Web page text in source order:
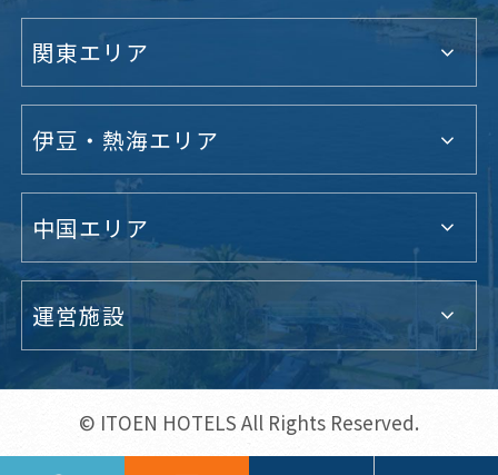
関東エリア
伊豆・熱海エリア
中国エリア
運営施設
© ITOEN HOTELS All Rights Reserved.